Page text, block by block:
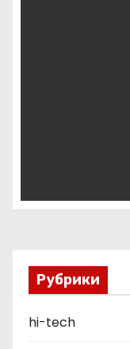
п
Рубрики
hi-tech